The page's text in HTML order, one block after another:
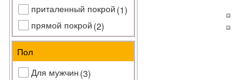
приталенный покрой (1)
прямой покрой (2)
Пол
Для мужчин (3)